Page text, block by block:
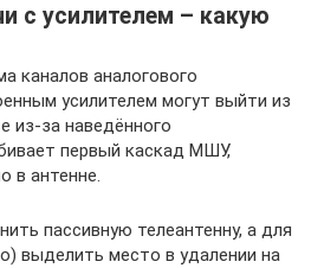
с усилителем – какую
каналов аналогового
усилителем могут выйти из
из-за наведённого
первый каскад МШУ,
в антенне.
пассивную телеантенну, а для
выделить место в удалении на